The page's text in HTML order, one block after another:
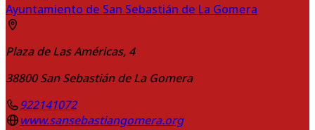
Ayuntamiento de San Sebastián de La Gomera
Plaza de Las Américas, 4
38800 San Sebastián de La Gomera
922141072
www.sansebastiangomera.org